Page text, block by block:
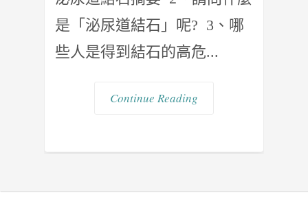
是「泌尿道結石」呢? 3、哪
些人是得到結石的高危...
Continue Reading